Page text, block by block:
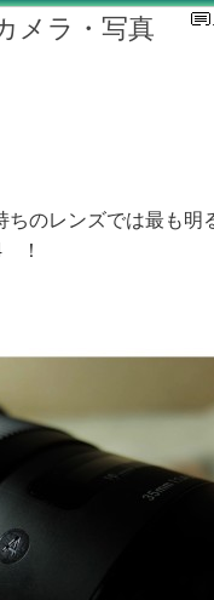
メラ・写真
のレンズでは最も明
！